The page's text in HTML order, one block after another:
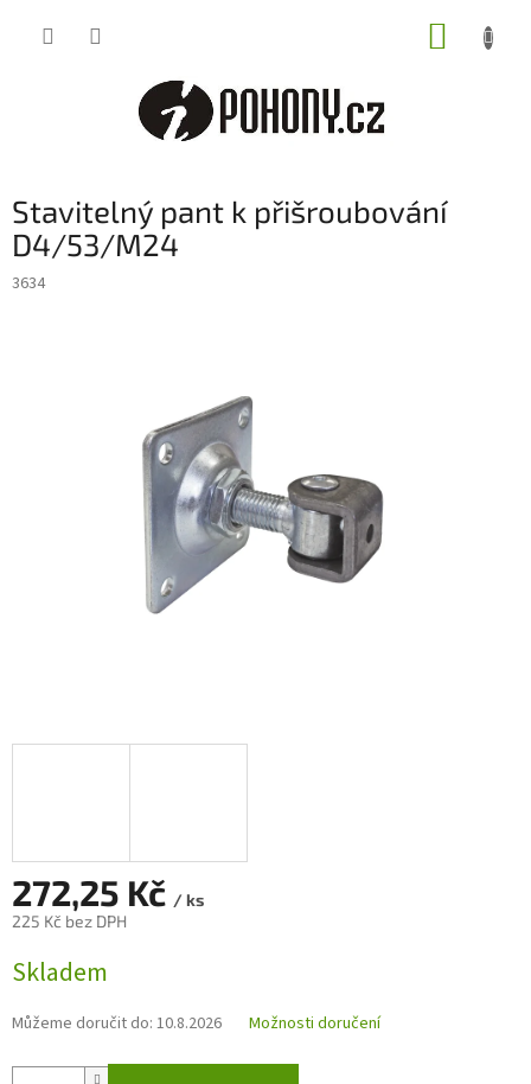
Stavitelný pant k přišroubování
D4/53/M24
3634
272,25 Kč / ks
225 Kč bez DPH
cena:
Skladem
Můžeme doručit do: 10.8.2026 Možnosti doručení